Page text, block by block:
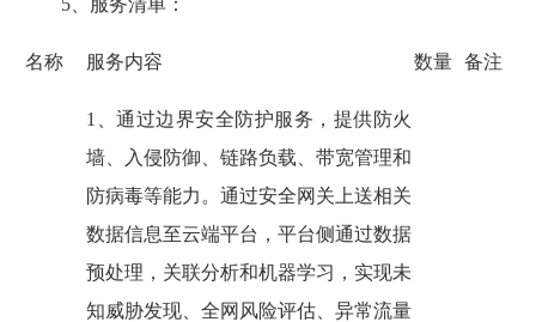
名称 服务内容 数量 备注
1、通过边界安全防护服务，提供防火
墙、入侵防御、链路负载、带宽管理和
防病毒等能力。通过安全网关上送相关
数据信息至云端平台，平台侧通过数据
预处理，关联分析和机器学习，实现未
知威胁发现、全网风险评估、异常流量